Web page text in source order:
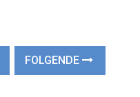
FOLGENDE